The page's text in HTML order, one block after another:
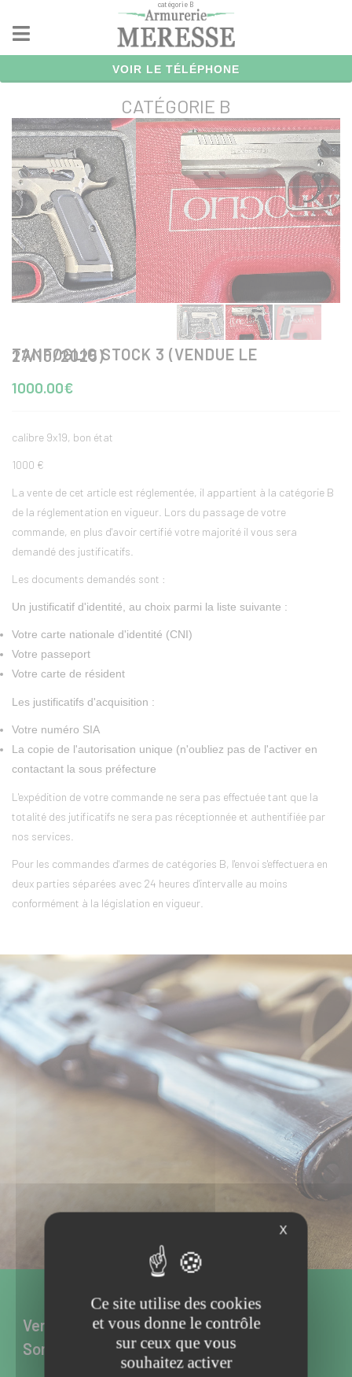
catégorie B
VOIR LE TÉLÉPHONE
CATÉGORIE B
TANFOGLIO STOCK 3 (VENDUE LE 27/10/2025)
1000.00€
calibre 9x19, bon état
1000 €
La vente de cet article est réglementée, il appartient à la catégorie B
de la réglementation en vigueur. Lors du passage de votre
commande, en plus d'avoir certifié votre majorité il vous sera
demandé des justificatifs.
Les documents demandés sont :
Un justificatif d'identité, au choix parmi la liste suivante :
Votre carte nationale d'identité (CNI)
Votre passeport
Votre carte de résident
Les justificatifs d'acquisition :
Votre numéro SIA
La copie de l'autorisation unique (n'oubliez pas de l'activer en
contactant la sous préfecture
L'expédition de votre commande ne sera pas effectuée tant que la
totalité des jutificatifs ne sera pas réceptionnée et authentifiée par
nos services.
Pour les commandes d'armes de catégories B, l'envoi s'effectuera en
deux parties séparées avec 24 heures d'intervalle au moins
conformément à la législation en vigueur.
Vente d’armes neuves et d’occasion à
Somain dans le Nord
Panneau de gestion des cookies
X
Ce site utilise des cookies
et vous donne le contrôle
sur ceux que vous
souhaitez activer